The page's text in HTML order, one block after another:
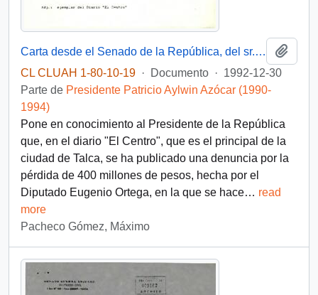
Carta desde el Senado de la República, del sr. Máximo Pacheco, dirigida al Excmo. señor don Patricio Aylwin A. Presidente de la República
CL CLUAH 1-80-10-19 · Documento · 1992-12-30
Parte de Presidente Patricio Aylwin Azócar (1990-
1994)
Pone en conocimiento al Presidente de la República
que, en el diario "El Centro", que es el principal de la
ciudad de Talca, se ha publicado una denuncia por la
pérdida de 400 millones de pesos, hecha por el
Diputado Eugenio Ortega, en la que se hace… read
more
Pacheco Gómez, Máximo